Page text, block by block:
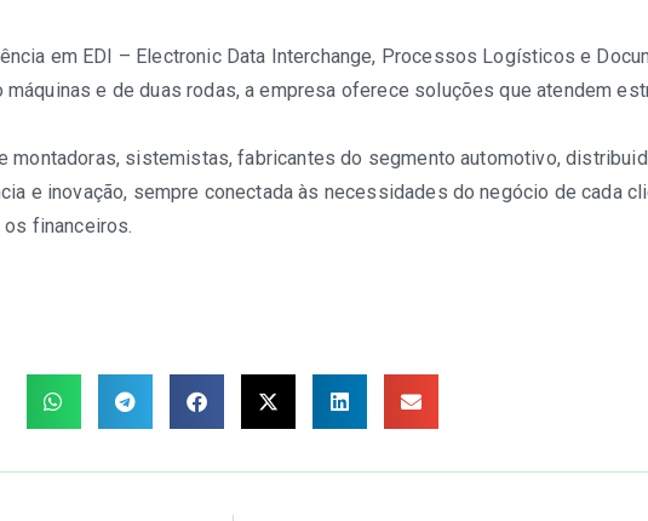
em EDI – Electronic Data Interchange, Processos Logísticos e
e de duas rodas, a empresa oferece soluções que atendem
montadoras, sistemistas, fabricantes do segmento automotivo,
e inovação, sempre conectada às necessidades do negócio de cada
financeiros.